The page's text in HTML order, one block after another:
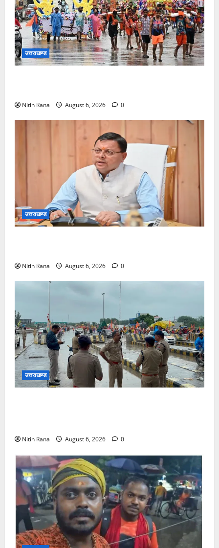
उत्तराखण्ड
Nitin Rana August 6, 2026 0
उत्तराखण्ड
Nitin Rana August 6, 2026 0
उत्तराखण्ड
Nitin Rana August 6, 2026 0